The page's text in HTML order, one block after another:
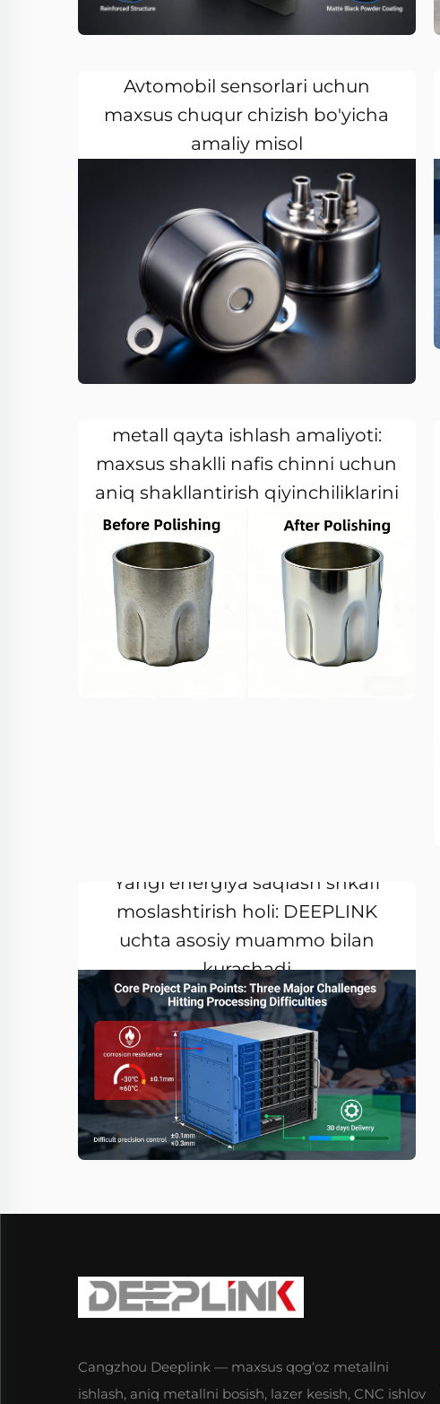
Avtomobil sensorlari uchun
maxsus chuqur chizish bo'yicha
amaliy misol
metall qayta ishlash amaliyoti:
maxsus shaklli nafis chinni uchun
aniq shakllantirish qiyinchiliklarini
yengish
Yangi energiya saqlash shkafi
moslashtirish holi: DEEPLINK
uchta asosiy muammo bilan
kurashadi
Cangzhou Deeplink — maxsus qog‘oz metallni
ishlash, aniq metallni bosish, lazer kesish, CNC ishlov